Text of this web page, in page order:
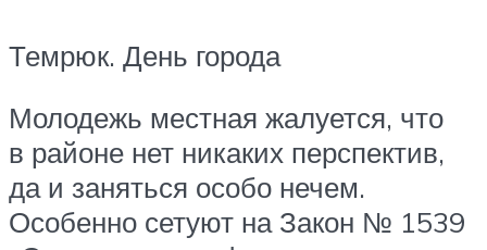
Темрюк. День города
Молодежь местная жалуется, что
в районе нет никаких перспектив,
да и заняться особо нечем.
Особенно сетуют на Закон № 1539